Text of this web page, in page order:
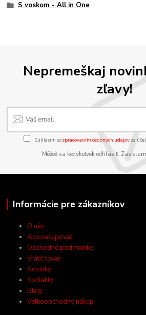
S voskom - All in One
Nepremeškaj
zľavy!
Súhlasím sospracovaním osobných údajov za
Môžeš sa kedykoľvek odhlásiť.
Informácie pre zákazníkov
O nás
Ako nakupovať
Obchodné podmienky
Vrátiť tovar
Novinky
Kontakty
Blog
Veľkoobchodný nákup